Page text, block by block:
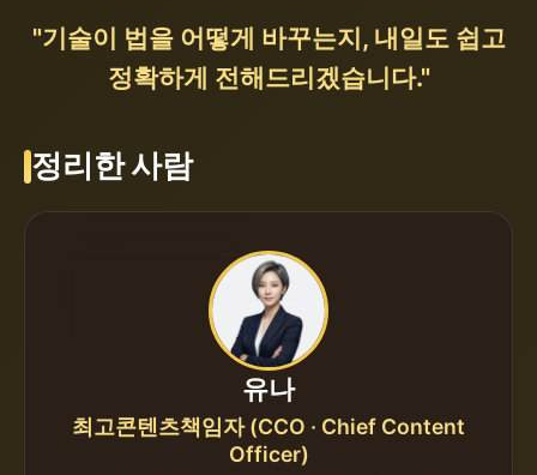
"기술이 법을 어떻게 바꾸는지, 내일도 쉽고
정확하게 전해드리겠습니다."
정리한 사람
유나
최고콘텐츠책임자 (CCO · Chief Content
Officer)